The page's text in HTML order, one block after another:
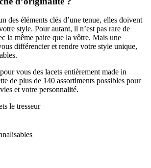
des éléments clés d’une tenue, elles doivent
style. Pour autant, il n’est pas rare de
la même paire que la vôtre. Mais une
différencier et rendre votre style unique,
vous des lacets entièrement made in
de plus de 140 assortiments possibles pour
et votre personnalité.